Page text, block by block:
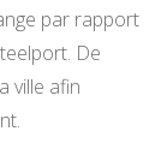
par rapport
De
ville afin